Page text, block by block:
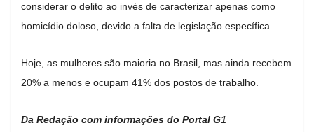
considerar o delito ao invés de caracterizar apenas como
homicídio doloso, devido a falta de legislação específica.
Hoje, as mulheres são maioria no Brasil, mas ainda recebem
20% a menos e ocupam 41% dos postos de trabalho.
Da Redação com informações do Portal G1